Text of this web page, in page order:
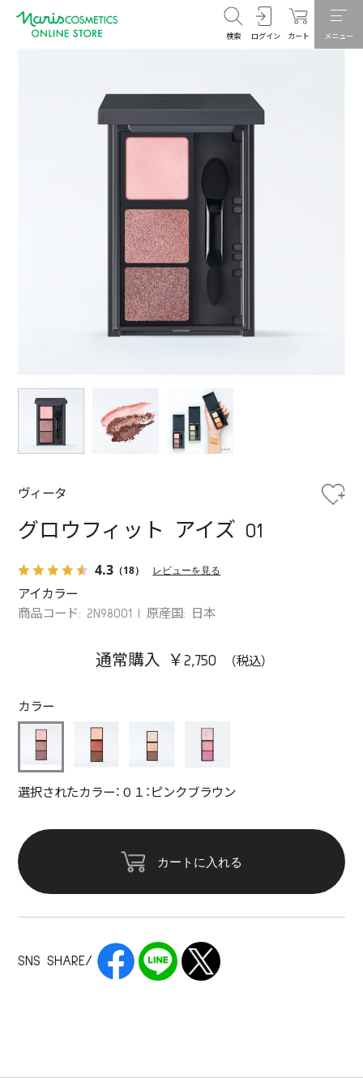
検索 ログイン カート メニュー
ヴィータ
グロウフィット アイズ 01
4.3 （18） レビューを見る
アイカラー
商品コード: 2N98001
原産国: 日本
通常購入 ￥2,750
カラー
選択されたカラー：０１：ピンクブラウン
カートに入れる
SNS SHARE/